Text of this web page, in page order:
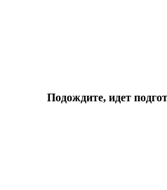
Подождите, идет